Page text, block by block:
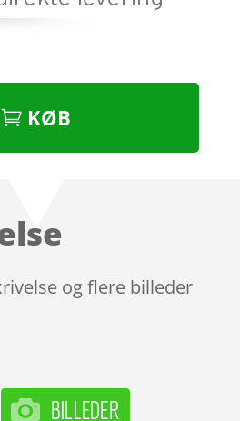
KØB
og flere billeder